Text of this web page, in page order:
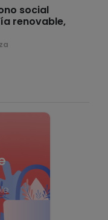
social
renovable,